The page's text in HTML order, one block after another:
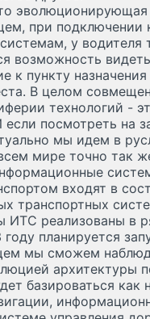
эволюционирующая
при подключении
у водителя
возможность
к пункту
В целом
технологий -
посмотреть на
мы идем в
мире точно так
входят в
транспортных
ИТС реализованы в
планируется
мы сможем
архитектуры
базироваться как